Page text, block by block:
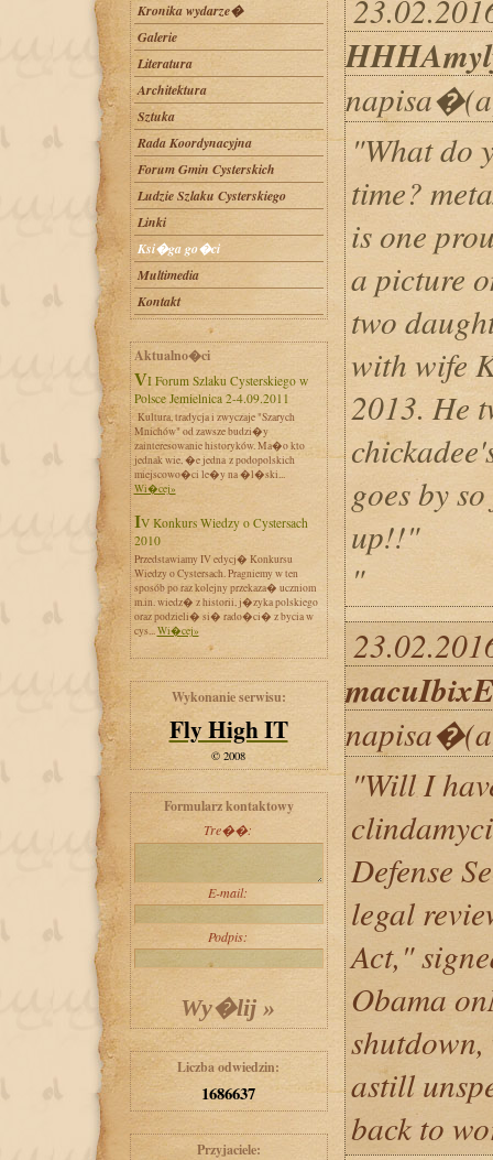
Kronika wydarze�
Galerie
Literatura
Architektura
Sztuka
Rada Koordynacyjna
Forum Gmin Cysterskich
Ludzie Szlaku Cysterskiego
Linki
Ksi�ga go�ci
Multimedia
Kontakt
Aktualno�ci
VI Forum Szlaku Cysterskiego w
Polsce Jemielnica 2-4.09.2011
Kultura, tradycja i zwyczaje "Szarych
Mnichów" od zawsze budzi�y
zainteresowanie historyków. Ma�o kto
jednak wie, �e jedna z podopolskich
miejscowo�ci le�y na �l�ski...
Wi�cej»
IV Konkurs Wiedzy o Cystersach
2010
Przedstawiamy IV edycj� Konkursu
Wiedzy o Cystersach. Pragniemy w ten
sposób po raz kolejny przekaza� uczniom
m.in. wiedz� z historii, j�zyka polskiego
oraz podzieli� si� rado�ci� z bycia w
cys...Wi�cej»
Wykonanie serwisu:
Fly High IT
© 2008
Formularz kontaktowy
Tre��:
E-mail:
Podpis:
Liczba odwiedzin:
1686637
Przyjaciele:
"What do
time?
is one
a picture
two
with wife
2013. He
goes by
up!!"
"
"Will I
Defense
legal
Act,"
Obama
astill
back to